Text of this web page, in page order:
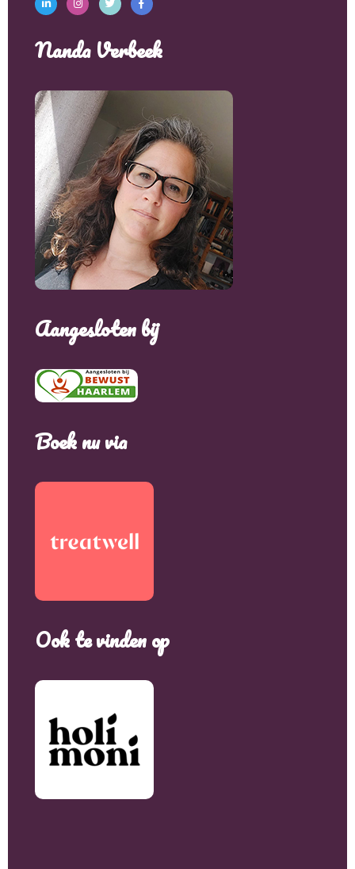
Nanda Verbeek
Aangesloten bij
Boek nu via
Ook te vinden op